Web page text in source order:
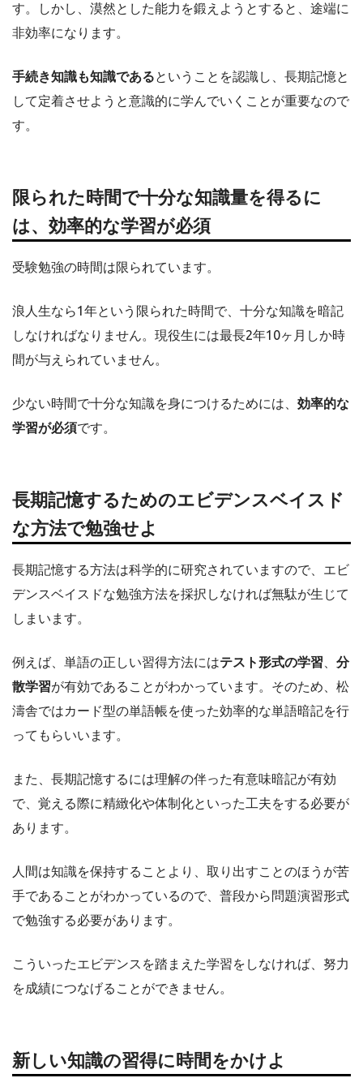
す。しかし、漠然とした能力を鍛えようとすると、途端に
非効率になります。
手続き知識も知識であるということを認識し、長期記憶と
して定着させようと意識的に学んでいくことが重要なので
す。
限られた時間で十分な知識量を得るに
は、効率的な学習が必須
受験勉強の時間は限られています。
浪人生なら1年という限られた時間で、十分な知識を暗記
しなければなりません。現役生には最長2年10ヶ月しか時
間が与えられていません。
少ない時間で十分な知識を身につけるためには、 効率的な
学習が必須です。
長期記憶するためのエビデンスベイスド
な方法で勉強せよ
長期記憶する方法は科学的に研究されていますので、エビ
デンスベイスドな勉強方法を採択しなければ無駄が生じて
しまいます。
例えば、単語の正しい習得方法にはテスト形式の学習
分
散学習が有効であることがわかっています。そのため、松
濤舎ではカード型の単語帳を使った効率的な単語暗記を行
ってもらいいます。
また、長期記憶するには理解の伴った有意味暗記が有効
で、覚える際に精緻化や体制化といった工夫をする必要が
あります。
人間は知識を保持することより、取り出すことのほうが苦
手であることがわかっているので、普段から問題演習形式
で勉強する必要があります。
こういったエビデンスを踏まえた学習をしなければ、努力
を成績につなげることができません。
新しい知識の習得に時間をかけよ